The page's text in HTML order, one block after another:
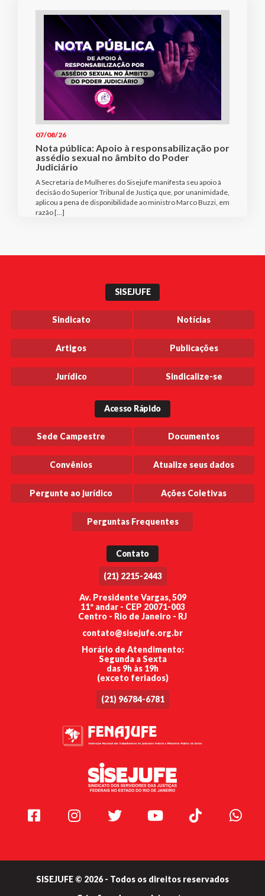
07/08/26
Nota pública: Apoio à responsabilização por
assédio sexual no âmbito do Poder
Judiciário
A Secretaria de Mulheres do Sisejufe manifesta seu apoio à
decisão do Superior Tribunal de Justiça que, por unanimidade,
aplicou a pena de disponibilidade ao ministro Marco Buzzi, em
razão […]
SISEJUFE
Sindicato Notícias
Artigos Publicações
Jurídico Sindicalize-se
Acesso Rápido
Sede Campestre Documentos
Convênios Atualize seus dados
Pergunte ao jurídico Ações Coletivas
Perguntas Frequentes
Contato
(21) 2215-2443
Av. Presidente Vargas, 509
11º andar - CEP 20071-003
Centro - Rio de Janeiro - RJ
contato@sisejufe.org.br
Horário de Atendimento:
Segunda a Sexta
das 9h às 19h
(exceto feriados)
(21) 96784-6781
Facebook Instagram Twitter Youtube TikTok
SISEJUFE © 2026 - Todos os direitos reservados